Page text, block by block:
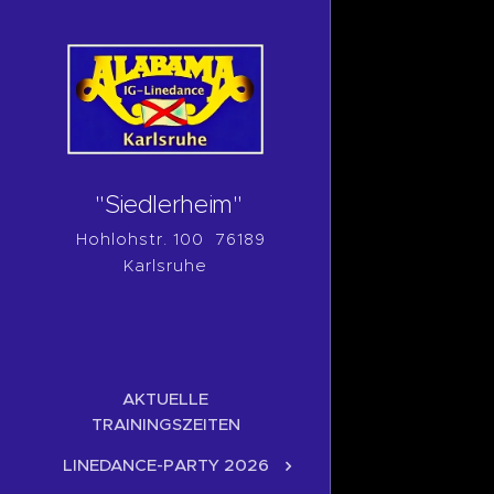
"Siedlerheim"
Hohlohstr. 100 76189
Karlsruhe
AKTUELLE
TRAININGSZEITEN
LINEDANCE-PARTY 2026